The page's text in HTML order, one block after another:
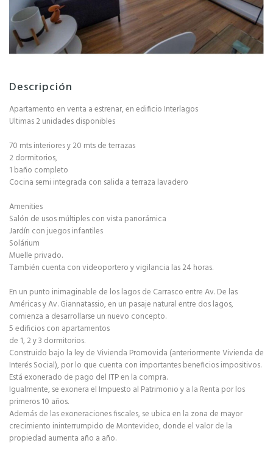
Descripción
Apartamento en venta a estrenar, en edificio Interlagos
Ultimas 2 unidades disponibles
70 mts interiores y 20 mts de terrazas
2 dormitorios,
1 baño completo
Cocina semi integrada con salida a terraza lavadero
Amenities
Salón de usos múltiples con vista panorámica
Jardín con juegos infantiles
Solárium
Muelle privado.
También cuenta con videoportero y vigilancia las 24 horas.
En un punto inimaginable de los lagos de Carrasco entre Av. De las
Américas y Av. Giannatassio, en un pasaje natural entre dos lagos,
comienza a desarrollarse un nuevo concepto.
5 edificios con apartamentos
de 1, 2 y 3 dormitorios.
Construido bajo la ley de Vivienda Promovida (anteriormente Vivienda de
Interés Social), por lo que cuenta con importantes beneficios impositivos.
Está exonerado de pago del ITP en la compra.
Igualmente, se exonera el Impuesto al Patrimonio y a la Renta por los
primeros 10 años.
Además de las exoneraciones fiscales, se ubica en la zona de mayor
crecimiento ininterrumpido de Montevideo, donde el valor de la
propiedad aumenta año a año.